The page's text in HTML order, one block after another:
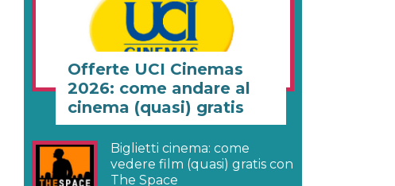
Offerte UCI Cinemas
2026: come andare al
cinema (quasi) gratis
Biglietti cinema: come
vedere film (quasi) gratis con
The Space